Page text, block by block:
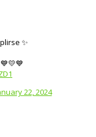
✨
22, 2024